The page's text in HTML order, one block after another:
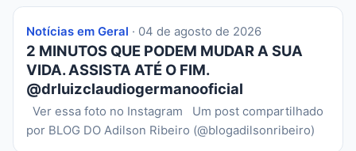
Notícias em Geral · 04 de agosto de 2026
2 MINUTOS QUE PODEM MUDAR A SUA
VIDA. ASSISTA ATÉ O FIM.
@drluizclaudiogermanooficial
Ver essa foto no Instagram Um post compartilhado
por BLOG DO Adilson Ribeiro (@blogadilsonribeiro)